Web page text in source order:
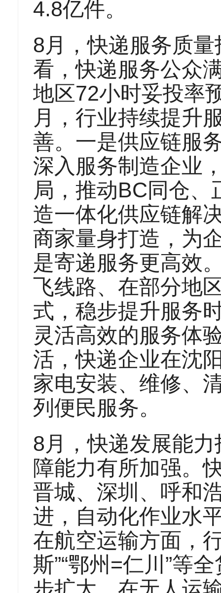
4.8亿件。
8月，快递服务质
看，快递服务公众
地区72小时妥投率
月，行业持续提升
善。一是供应链服
深入服务制造企业
局，推动BC同仓
造一体化供应链解
商家量身打造，为
是寄递服务更高效
飞线路、在部分地
式，稳步提升服务
灵活高效的服务体
活，快递企业在沈
家电安装、维修、
列便民服务。
8月，快递发展能
障能力有所加强。
晋城、深圳、呼和
进，自动化作业水
在航空运输方面，
斯”“鄂州=仁川”等